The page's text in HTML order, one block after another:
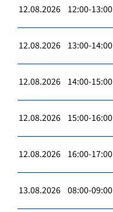
12.08.2026 12:00-13:00
12.08.2026 13:00-14:00
12.08.2026 14:00-15:00
12.08.2026 15:00-16:00
12.08.2026 16:00-17:00
13.08.2026 08:00-09:00